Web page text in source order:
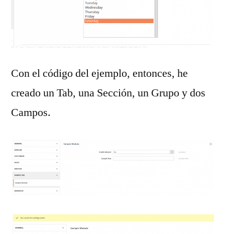
Con el código del ejemplo, entonces, he
creado un Tab, una Sección, un Grupo y dos
Campos.